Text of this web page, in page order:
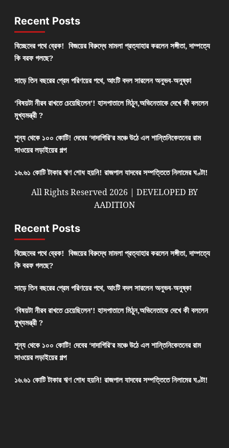
Recent Posts
বিচ্ছেদের পথে ব্রেক! বিজয়ের বিরুদ্ধে মামলা প্রত্যাহার করলেন সঙ্গীতা, দাম্পত্যে
কি বরফ গলছে?
সাড়ে তিন বছরের প্রেম পরিণয়ের পথে, আংটি বদল সারলেন অনুভব-অনুষ্কা
‘বিষয়টা নীরব রাখতে চেয়েছিলেন’! হাসপাতালে মিঠুন,অভিনেতাকে দেখে কী বললেন
মুখ্যমন্ত্রী ?
শূন্য থেকে ১০০ কোটি! দেবের ‘দাদাগিরি’র মঞ্চে উঠে এল শান্তিনিকেতনের রাম
সাওয়ের লড়াইয়ের গল্প
১৬.৬১ কোটি টাকার ঋণ শোধ হয়নি! রাজপাল যাদবের সম্পত্তিতে নিলামের ঘণ্টা!
All Rights Reserved 2026 | DEVELOPED BY
AADITION
Recent Posts
বিচ্ছেদের পথে ব্রেক! বিজয়ের বিরুদ্ধে মামলা প্রত্যাহার করলেন সঙ্গীতা, দাম্পত্যে
কি বরফ গলছে?
সাড়ে তিন বছরের প্রেম পরিণয়ের পথে, আংটি বদল সারলেন অনুভব-অনুষ্কা
‘বিষয়টা নীরব রাখতে চেয়েছিলেন’! হাসপাতালে মিঠুন,অভিনেতাকে দেখে কী বললেন
মুখ্যমন্ত্রী ?
শূন্য থেকে ১০০ কোটি! দেবের ‘দাদাগিরি’র মঞ্চে উঠে এল শান্তিনিকেতনের রাম
সাওয়ের লড়াইয়ের গল্প
১৬.৬১ কোটি টাকার ঋণ শোধ হয়নি! রাজপাল যাদবের সম্পত্তিতে নিলামের ঘণ্টা!